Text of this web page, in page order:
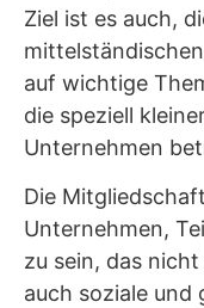
Ziel ist es auch,
auf wichtige
die speziell
Unternehmen
Die
Unternehmen,
zu sein, das
auch soziale und